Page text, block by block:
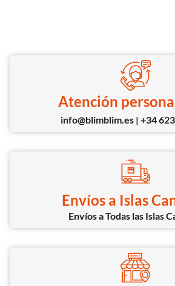
Atención
info@blimblim.es | +34
Envíos a Islas
Envíos a Todas las Islas